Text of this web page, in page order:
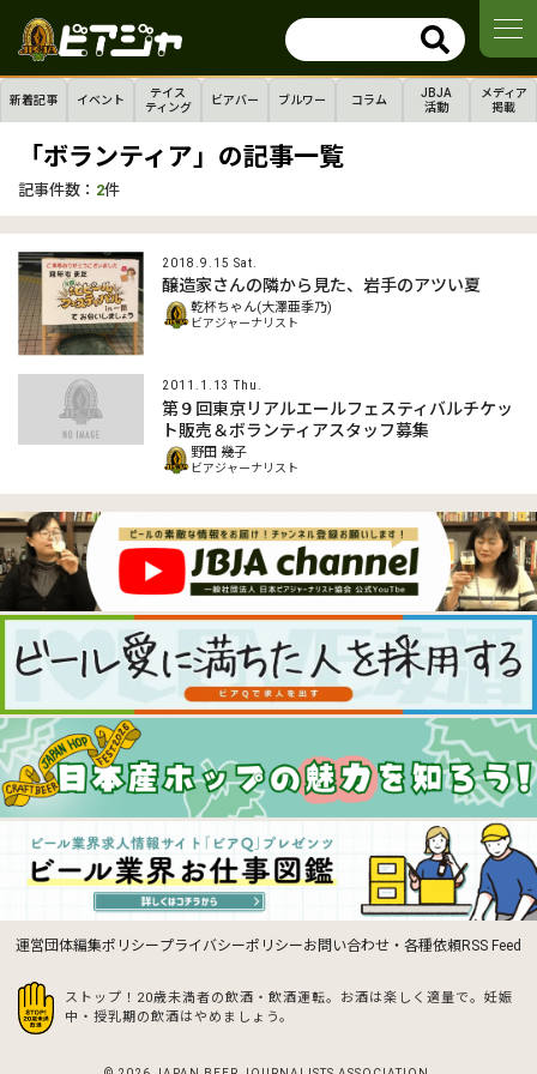
新着記事 イベント
テイス
ティング
ビアバー ブルワー コラム
JBJA
活動
メディア
掲載
「ボランティア」の記事一覧
記事件数： 2件
2018.9.15 Sat.
醸造家さんの隣から見た、岩手のアツい夏
乾杯ちゃん(大澤亜季乃)
ビアジャーナリスト
2011.1.13 Thu.
第９回東京リアルエールフェスティバルチケッ
ト販売＆ボランティアスタッフ募集
野田 幾子
ビアジャーナリスト
運営団体編集ポリシープライバシーポリシーお問い合わせ・各種依頼RSS Feed
ストップ！20歳未満者の飲酒・飲酒運転。お酒は楽しく適量で。 妊娠
中・授乳期の飲酒はやめましょう。